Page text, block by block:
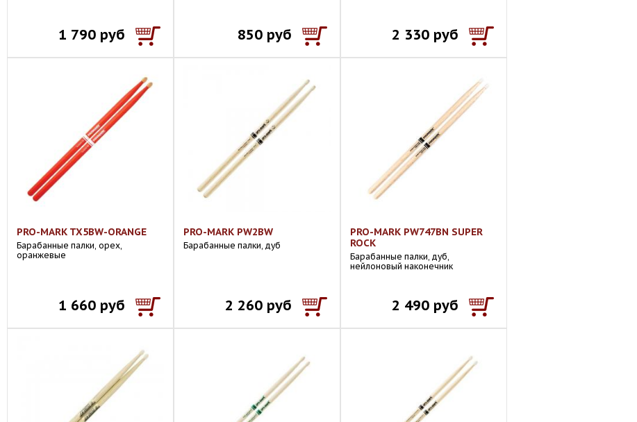
1 790 руб 850 руб 2 330 руб
PRO-MARK TX5BW-ORANGE
Барабанные палки, орех,
оранжевые
1 660 руб
PRO-MARK PW2BW
Барабанные палки, дуб
2 260 руб
PRO-MARK PW747BN SUPER
ROCK
Барабанные палки, дуб,
нейлоновый наконечник
2 490 руб